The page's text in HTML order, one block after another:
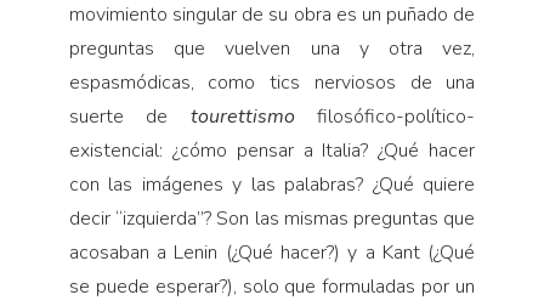
movimiento singular de su obra es un puñado de
preguntas que vuelven una y otra vez,
espasmódicas, como tics nerviosos de una
suerte de tourettismofilosófico-político-
existencial: ¿cómo pensar a Italia? ¿Qué hacer
con las imágenes y las palabras? ¿Qué quiere
decir “izquierda”? Son las mismas preguntas que
acosaban a Lenin (¿Qué hacer?) y a Kant (¿Qué
se puede esperar?), solo que formuladas por un